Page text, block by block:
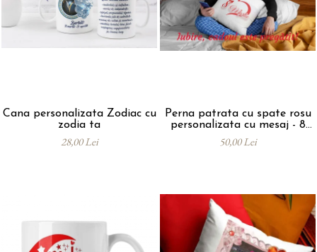
Cana personalizata Zodiac cu
zodia ta
28,00 Lei
Perna patrata cu spate rosu
personalizata cu mesaj - 8
Martie
50,00 Lei